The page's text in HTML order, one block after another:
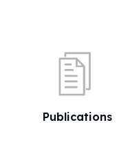
Publications